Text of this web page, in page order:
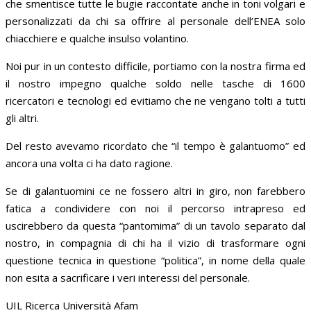
che smentisce tutte le bugie raccontate anche in toni volgari e
personalizzati da chi sa offrire al personale dell’ENEA solo
chiacchiere e qualche insulso volantino.
Noi pur in un contesto difficile, portiamo con la nostra firma ed
il nostro impegno qualche soldo nelle tasche di 1600
ricercatori e tecnologi ed evitiamo che ne vengano tolti a tutti
gli altri.
Del resto avevamo ricordato che “il tempo è galantuomo” ed
ancora una volta ci ha dato ragione.
Se di galantuomini ce ne fossero altri in giro, non farebbero
fatica a condividere con noi il percorso intrapreso ed
uscirebbero da questa “pantomima” di un tavolo separato dal
nostro, in compagnia di chi ha il vizio di trasformare ogni
questione tecnica in questione “politica”, in nome della quale
non esita a sacrificare i veri interessi del personale.
UIL Ricerca Università Afam